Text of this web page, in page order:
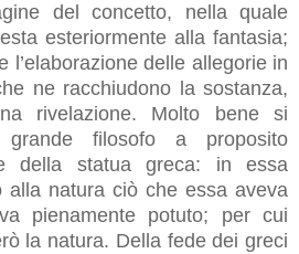
del concetto, nella quale
esteriormente alla fantasia;
l’elaborazione delle allegorie in
ne racchiudono la sostanza,
rivelazione. Molto bene si
filosofo a proposito
della statua greca: in essa
alla natura ciò che essa aveva
pienamente potuto; per cui
la natura. Della fede dei greci